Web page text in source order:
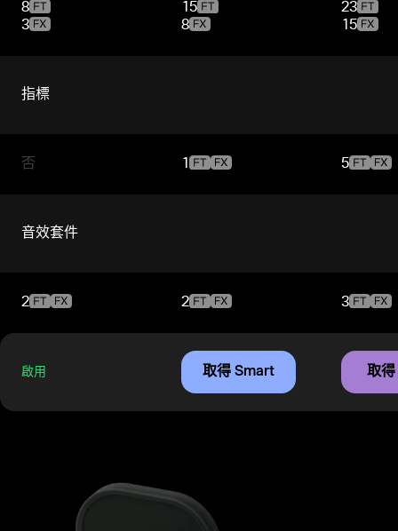
8
3
15
8
23
15
指標
否 5
音效套件
2 2 3
啟用 取得 Smart 取